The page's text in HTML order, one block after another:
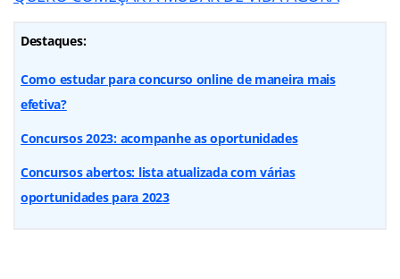
Destaques:
Como estudar para concurso online de maneira mais
efetiva?
Concursos 2023: acompanhe as oportunidades
Concursos abertos: lista atualizada com várias
oportunidades para 2023